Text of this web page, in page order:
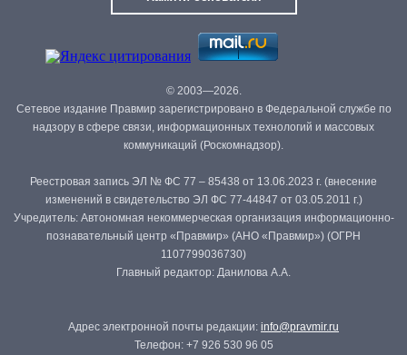
© 2003—2026.
Сетевое издание Правмир зарегистрировано в Федеральной службе по
надзору в сфере связи, информационных технологий и массовых
коммуникаций (Роскомнадзор).
Реестровая запись ЭЛ № ФС 77 – 85438 от 13.06.2023 г. (внесение
изменений в свидетельство ЭЛ ФС 77-44847 от 03.05.2011 г.)
Учредитель: Автономная некоммерческая организация информационно-
познавательный центр «Правмир» (АНО «Правмир») (ОГРН
1107799036730)
Главный редактор: Данилова А.А.
Адрес электронной почты редакции: info@pravmir.ru
Телефон: +7 926 530 96 05